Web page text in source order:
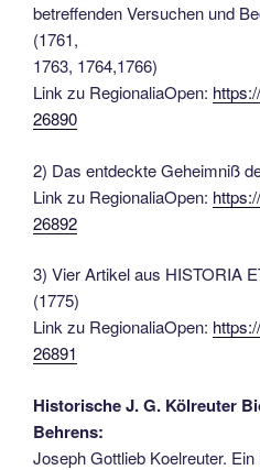
betreffenden Versuchen und
(1761,
1763, 1764,1766)
Link zu RegionaliaOpen:
26890
2) Das entdeckte Geheimniß
Link zu RegionaliaOpen:
26892
3) Vier Artikel aus HISTORIA
(1775)
Link zu RegionaliaOpen:
26891
Historische J. G. Kölreuter
Behrens:
Joseph Gottlieb Koelreuter.